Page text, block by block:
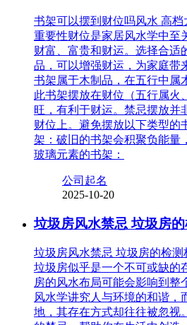
书架可以摆到财位吗风水 高
重要性财位是家居风水学中至
财富、富贵和财运。选择合适
品，可以增强财运，为家庭带
书架属于木制品，在五行中属
此书架摆放在财位（五行属火
旺，有利于财运。禁忌摆放并
财位上。避免摆放以下类型的
架：破旧的书架会积聚负能量
玻璃元素的书架：
公司起名
2025-10-20
垃圾房风水禁忌 垃圾房
垃圾房风水禁忌 垃圾房的检测
垃圾房似乎是一个不可或缺的
房的风水布局可能会影响到整
风水学讲究人与环境的和谐，
地，其存在方式却往往被忽视